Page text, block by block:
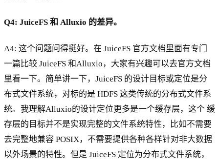
Q4: JuiceFS 和 Alluxio 的差异。
A4: 这个问题问得挺好。在 JuiceFS 官方文档里面有专门
一篇比较 JuiceFS 和Alluxio，大家有兴趣可以去官方文档
里看一下。简单讲一下，JuiceFS 的设计目标或定位是分
布式文件系统，对标的是 HDFS 这类传统的分布式文件系
统。我理解Alluxio的设计定位更多是一个缓存层，这个 缓
存层的目标并不是实现完整的文件系统特性，比如不需要
去完整地兼容 POSIX，不需要提供各种各样针对非大数据
以外场景的特性。但是 JuiceFS 定位为分布式文件系统，